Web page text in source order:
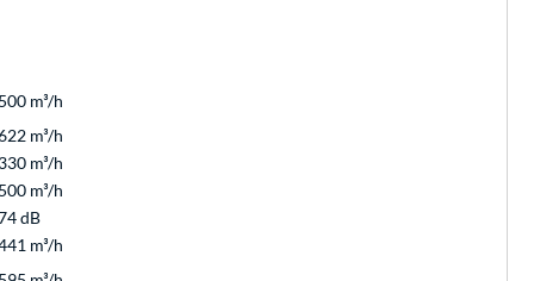
500 m³/h
m³/h
330 m³/h
500 m³/h
dB
m³/h